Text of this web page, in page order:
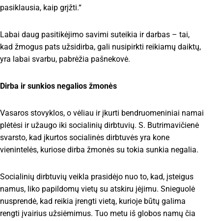
pasiklausia, kaip grįžti.“
Labai daug pasitikėjimo savimi suteikia ir darbas – tai,
kad žmogus pats užsidirba, gali nusipirkti reikiamų daiktų,
yra labai svarbu, pabrėžia pašnekovė.
Dirba ir sunkios negalios žmonės
Vasaros stovyklos, o vėliau ir įkurti bendruomeniniai namai
plėtėsi ir užaugo iki socialinių dirbtuvių. S. Butrimavičienė
svarsto, kad įkurtos socialinės dirbtuvės yra kone
vienintelės, kuriose dirba žmonės su tokia sunkia negalia.
Socialinių dirbtuvių veikla prasidėjo nuo to, kad, įsteigus
namus, liko papildomų vietų su atskiru įėjimu. Snieguolė
nusprendė, kad reikia įrengti vietą, kurioje būtų galima
rengti įvairius užsiėmimus. Tuo metu iš globos namų čia